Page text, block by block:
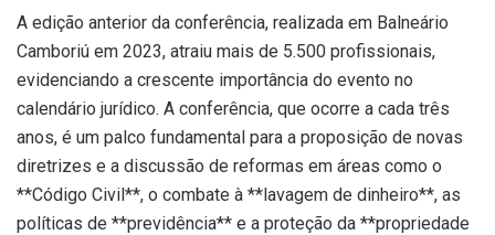
A edição anterior da conferência, realizada em Balneário
Camboriú em 2023, atraiu mais de 5.500 profissionais,
evidenciando a crescente importância do evento no
calendário jurídico. A conferência, que ocorre a cada três
anos, é um palco fundamental para a proposição de novas
diretrizes e a discussão de reformas em áreas como o
**Código Civil**, o combate à **lavagem de dinheiro**, as
políticas de **previdência** e a proteção da **propriedade